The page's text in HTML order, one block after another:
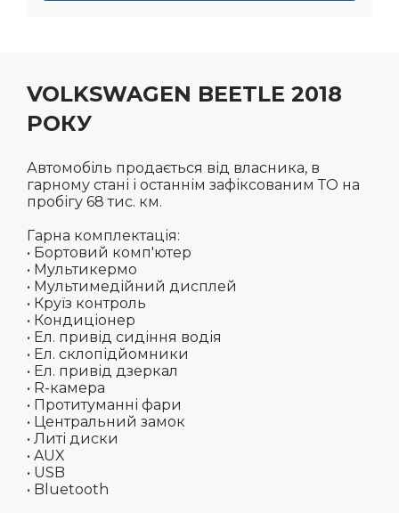
VOLKSWAGEN BEETLE 2018
РОКУ
Автомобіль продається від власника, в
гарному стані і останнім зафіксованим ТО на
пробігу 68 тис. км.
Гарна комплектація:
• Бортовий комп'ютер
• Мультикермо
• Мультимедійний дисплей
• Круїз контроль
• Кондиціонер
• Ел. привід сидіння водія
• Ел. склопідйомники
• Ел. привід дзеркал
• R-камера
• Протитуманні фари
• Центральний замок
• Литі диски
• AUX
• USB
• Bluetooth